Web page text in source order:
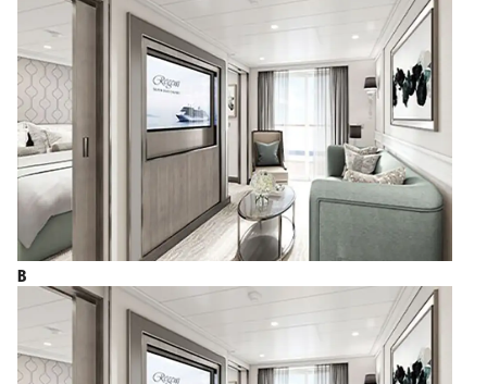
都市の構造è示唆に富む水路網によって決定されま
す。 13 世紀に遡る歴史的中心部は、5 つの同心円状の
運河 (グラハテンゴルデル) に囲まれています。この運
河は、17 世紀に、独特で洗練された都市環境を創り出
すことを目的とした、大成功を収めた拡張プロジェク
トの一環として建設されました。
この地に、街の商人階級の人々が、特徴的な切妻屋根
の家々を建てました。これらの家々は明るい色彩と優
雅な装飾が施されており、そのロマンチックな特徴
は、絵のように美しい運河のオリーブ グリーンの水
B